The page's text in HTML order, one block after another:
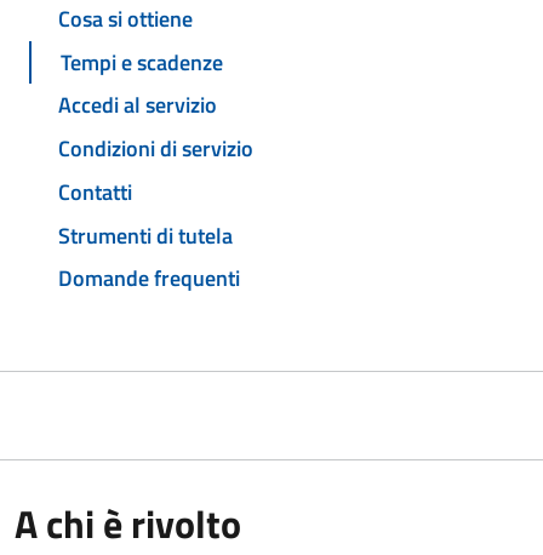
Cosa si ottiene
Tempi e scadenze
Accedi al servizio
Condizioni di servizio
Contatti
Strumenti di tutela
Domande frequenti
A chi è rivolto